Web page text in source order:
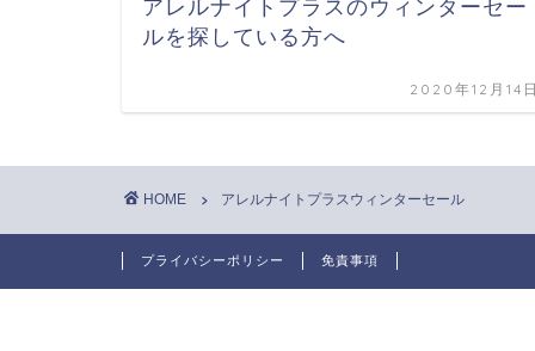
アレルナイトプラスのウィンターセー
ルを探している方へ
2020年12月14
HOME アレルナイトプラスウィンターセール
プライバシーポリシー 免責事項